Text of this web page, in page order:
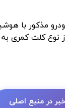
مذکور با
در منبع اصلی